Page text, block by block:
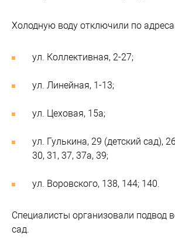
Холодную воду отключили по
ул. Коллективная, 2-27;
ул. Линейная, 1-13;
ул. Цеховая, 15а;
ул. Гулькина, 29 (детский сад),
30, 31, 37, 37а, 39;
ул. Воровского, 138, 144; 140.
Специалисты организовали подвод
сад.